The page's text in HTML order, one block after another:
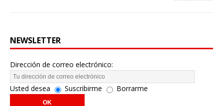
NEWSLETTER
Dirección de correo electrónico:
Usted desea Suscribirme Borrarme